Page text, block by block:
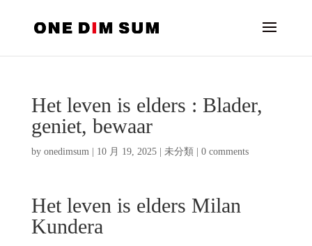
Het leven is elders : Blader,
geniet, bewaar
by onedimsum| 10 月 19, 2025| 未分類 0 comments
Het leven is elders Milan
Kundera